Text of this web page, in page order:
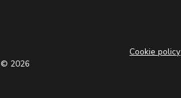
© 2026
Cookie policy